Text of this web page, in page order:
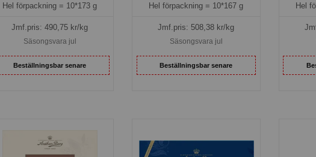
Hel förpackning = 10*173 g
Jmf.pris:490,75 kr/kg
Säsongsvara jul
Beställningsbar senare
Hel förpackning = 10*167 g
Jmf.pris: 508,38 kr/kg
Säsongsvara jul
Beställningsbar senare
Hel